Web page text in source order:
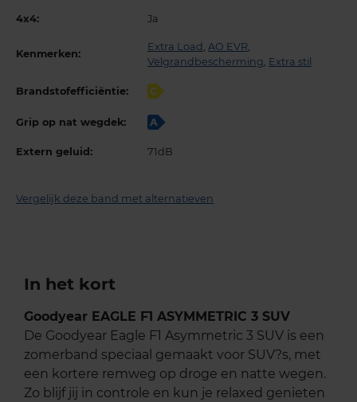
4x4: Ja
Kenmerken:
Extra Load , AO EVR,
Velgrandbescherming, Extra stil
Brandstofefficiëntie: C
Grip op nat wegdek: A
Extern geluid: 71dB
Vergelijk deze band met alternatieven
In het kort
Goodyear EAGLE F1 ASYMMETRIC 3 SUV
De Goodyear Eagle F1 Asymmetric 3 SUV is een
zomerband speciaal gemaakt voor SUV?s, met
een kortere remweg op droge en natte wegen.
Zo blijf jij in controle en kun je relaxed genieten